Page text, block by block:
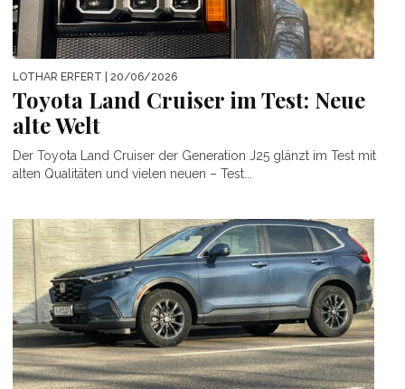
LOTHAR ERFERT | 20/06/2026
Toyota Land Cruiser im Test: Neue
alte Welt
Der Toyota Land Cruiser der Generation J25 glänzt im Test mit
alten Qualitäten und vielen neuen – Test...